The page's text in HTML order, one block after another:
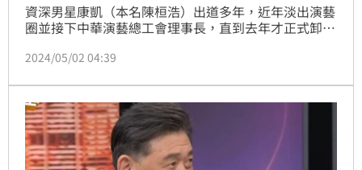
資深男星康凱（本名陳桓浩）出道多年，近年淡出演藝
圈並接下中華演藝總工會理事長，直到去年才正式卸
毆打L姓員工，最終遭台北地檢署依傷害、恐嚇等罪起
2024/05/02 04:39